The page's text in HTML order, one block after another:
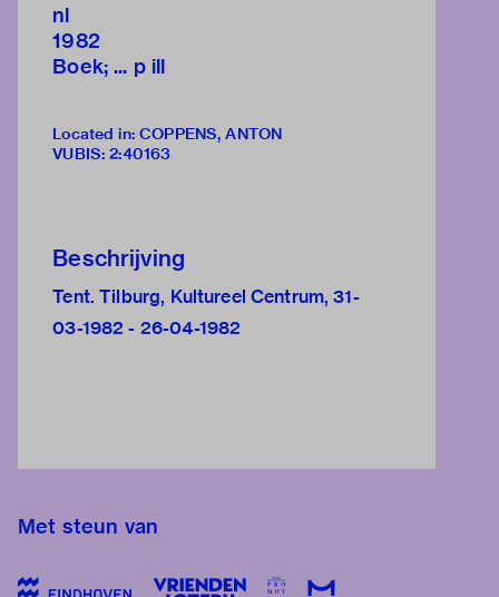
nl
1982
Boek; ... p ill
Located in: COPPENS, ANTON
VUBIS: 2:40163
Beschrijving
Tent. Tilburg, Kultureel Centrum, 31-
03-1982 - 26-04-1982
Met steun van